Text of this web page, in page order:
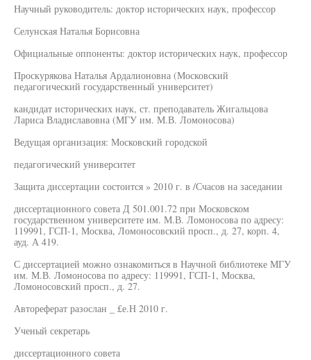
Научный руководитель: доктор исторических наук, профессор
Селунская Наталья Борисовна
Официальные оппоненты: доктор исторических наук, профессор
Проскурякова Наталья Ардалионовна (Московский
педагогический государственный университет)
кандидат исторических наук, ст. преподаватель Жигальцова
Лариса Владиславовна (МГУ им. М.В. Ломоносова)
Ведущая организация: Московский городской
педагогический университет
Защита диссертации состоится » 2010 г. в /Счасов на заседании
диссертационного совета Д 501.001.72 при Московском
государственном университете им. М.В. Ломоносова по адресу:
119991, ГСП-1, Москва, Ломоносовский просп., д. 27, корп. 4,
ауд. А 419.
С диссертацией можно ознакомиться в Научной библиотеке МГУ
им. М.В. Ломоносова по адресу: 119991, ГСП-1, Москва,
Ломоносовский просп., д. 27.
Автореферат разослан _ £е.Н 2010 г.
Ученый секретарь
диссертационного совета